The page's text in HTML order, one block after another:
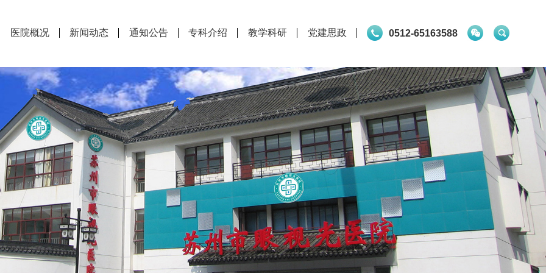
0512-65163588
医院概况 新闻动态 通知公告 专科介绍 教学科研 党建思政